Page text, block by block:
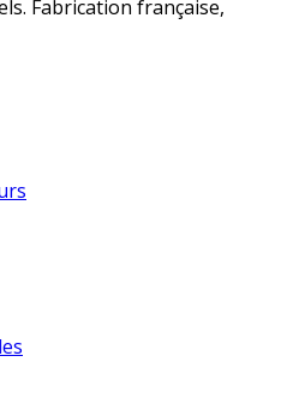
Fabrication française,